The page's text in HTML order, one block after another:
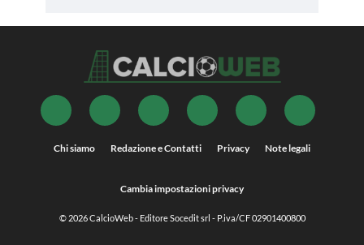
Chi siamo Redazione e Contatti Privacy Note legali
Cambia impostazioni privacy
© 2026CalcioWeb- Editore Socedit srl - P.iva/CF 02901400800